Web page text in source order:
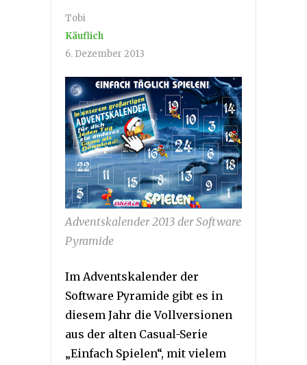
Tobi
Käuflich
6. Dezember 2013
Adventskalender 2013 der Software
Pyramide
Im Adventskalender der
Software Pyramide gibt es in
diesem Jahr die Vollversionen
aus der alten Casual-Serie
„Einfach Spielen“, mit vielem